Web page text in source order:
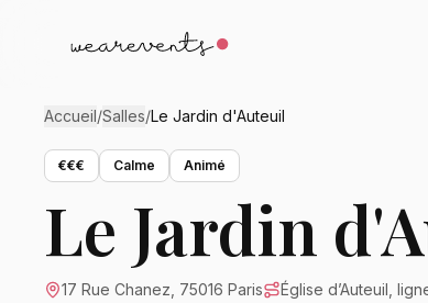
Accueil/Salles/Le Jardin d'Auteuil
€€€ Calme Animé
Le Jardin
17 Rue Chanez, 75016 Paris Église d’Auteuil,